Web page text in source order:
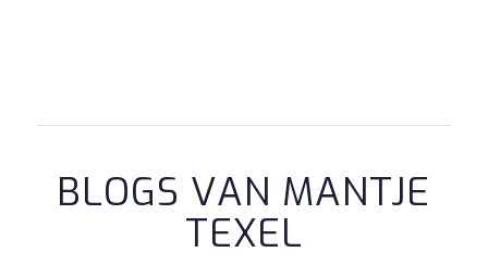
BLOGS VAN MANTJE
TEXEL